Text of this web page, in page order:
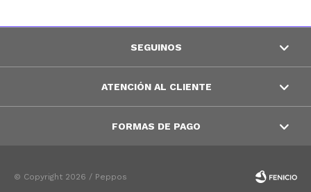
SEGUINOS
ATENCIÓN AL CLIENTE
FORMAS DE PAGO
© Copyright 2026 / Peppos